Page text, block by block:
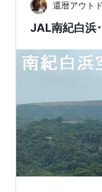
アンドゴーとい
大きく傾く機
還暦アウト
JAL南紀白浜